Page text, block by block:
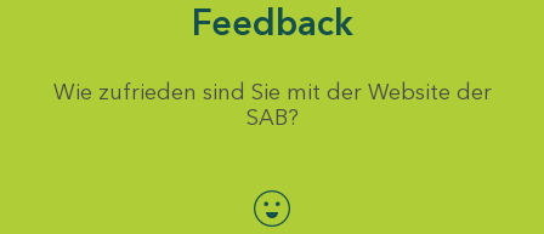
Feedback
Wie zufrieden sind Sie mit der Website der
SAB?
Bewertung auswählen